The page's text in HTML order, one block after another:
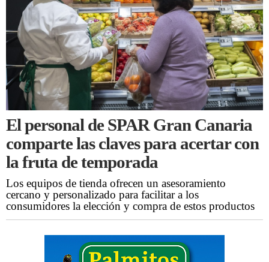
El personal de SPAR Gran Canaria
comparte las claves para acertar con
la fruta de temporada
Los equipos de tienda ofrecen un asesoramiento
cercano y personalizado para facilitar a los
consumidores la elección y compra de estos productos